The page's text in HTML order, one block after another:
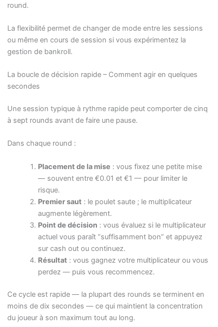
round.
La flexibilité permet de changer de mode entre les sessions
ou même en cours de session si vous expérimentez la
gestion de bankroll.
La boucle de décision rapide – Comment agir en quelques
secondes
Une session typique à rythme rapide peut comporter de cinq
à sept rounds avant de faire une pause.
Dans chaque round :
Placement de la mise : vous fixez une petite mise
— souvent entre €0.01 et €1 — pour limiter le
risque.
Premier saut : le poulet saute ; le multiplicateur
augmente légèrement.
Point de décision : vous évaluez si le multiplicateur
actuel vous paraît “suffisamment bon” et appuyez
sur cash out ou continuez.
Résultat : vous gagnez votre multiplicateur ou vous
perdez — puis vous recommencez.
Ce cycle est rapide — la plupart des rounds se terminent en
moins de dix secondes — ce qui maintient la concentration
du joueur à son maximum tout au long.